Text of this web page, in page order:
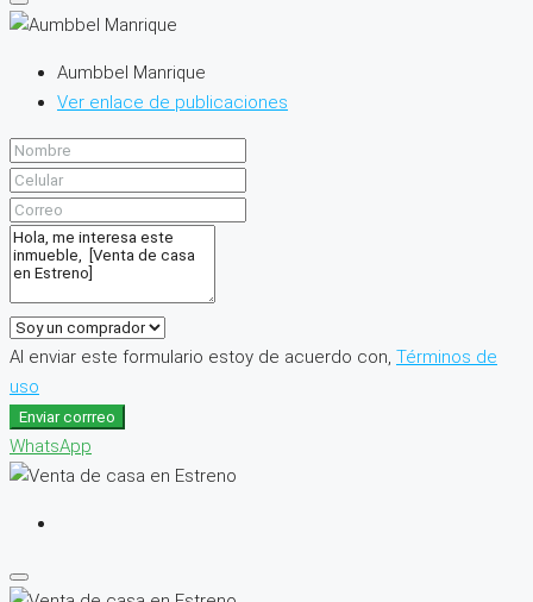
Aumbbel Manrique
Ver enlace de publicaciones
Al enviar este formulario estoy de acuerdo con, Términos de
uso
Enviar corrreo
WhatsApp